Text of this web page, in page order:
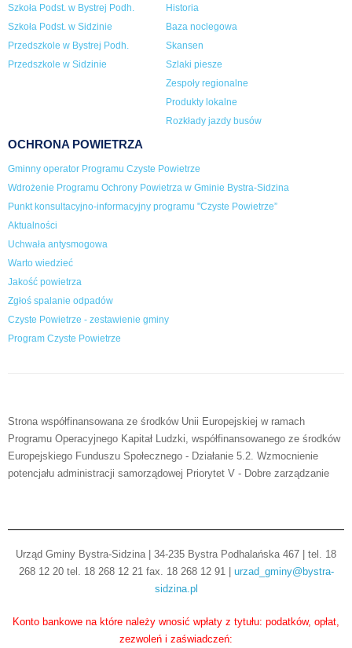
Szkoła Podst. w Bystrej Podh.
Szkoła Podst. w Sidzinie
Przedszkole w Bystrej Podh.
Przedszkole w Sidzinie
Historia
Baza noclegowa
Skansen
Szlaki piesze
Zespoły regionalne
Produkty lokalne
Rozkłady jazdy busów
OCHRONA POWIETRZA
Gminny operator Programu Czyste Powietrze
Wdrożenie Programu Ochrony Powietrza w Gminie Bystra-Sidzina
Punkt konsultacyjno-informacyjny programu "Czyste Powietrze”
Aktualności
Uchwała antysmogowa
Warto wiedzieć
Jakość powietrza
Zgłoś spalanie odpadów
Czyste Powietrze - zestawienie gminy
Program Czyste Powietrze
Strona współfinansowana ze środków Unii Europejskiej w ramach
Programu Operacyjnego Kapitał Ludzki, współfinansowanego ze środków
Europejskiego Funduszu Społecznego - Działanie 5.2. Wzmocnienie
potencjału administracji samorządowej Priorytet V - Dobre zarządzanie
Urząd Gminy Bystra-Sidzina | 34-235 Bystra Podhalańska 467 | tel. 18
268 12 20 tel. 18 268 12 21 fax. 18 268 12 91 | urzad_gminy@bystra-
sidzina.pl
Konto bankowe na które należy wnosić wpłaty z tytułu: podatków, opłat,
zezwoleń i zaświadczeń: